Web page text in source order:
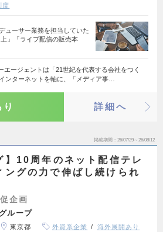
度
ューサー業務を担当していた
」「ライブ配信の販売本
エージェントは「21世紀を代表する会社をつく
ンターネットを軸に、「メディア事…
詳細へ
掲載期間 26/07/29～26/08/12
】10周年のネット配信テレ
ングの力で伸ばし続けられ
企画
ループ
東京都 外資系企業
海外展開あり